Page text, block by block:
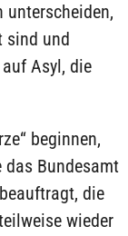
unterscheiden,
sind und
Asyl, die
beginnen,
das Bundesamt
die
wieder